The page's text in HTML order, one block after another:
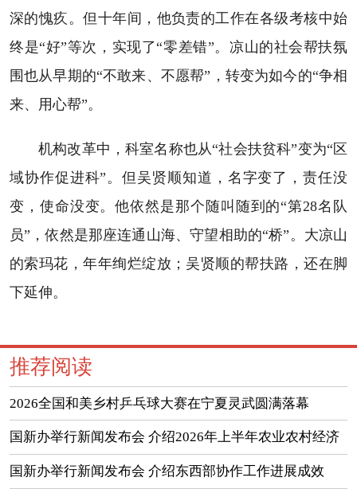
深的愧疚。但十年间，他负责的工作在各级考核中始
终是“好”等次，实现了“零差错”。凉山的社会帮扶氛
围也从早期的“不敢来、不愿帮”，转变为如今的“争相
来、用心帮”。
机构改革中，科室名称也从“社会扶贫科”变为“区
域协作促进科”。但吴贤顺知道，名字变了，责任没
变，使命没变。他依然是那个随叫随到的“第28名队
员”，依然是那座连通山海、守望相助的“桥”。大凉山
的索玛花，年年绚烂绽放；吴贤顺的帮扶路，还在脚
下延伸。
推荐阅读
2026全国和美乡村乒乓球大赛在宁夏灵武圆满落幕
国新办举行新闻发布会 介绍2026年上半年农业农村经济
运行情况
国新办举行新闻发布会 介绍东西部协作工作进展成效